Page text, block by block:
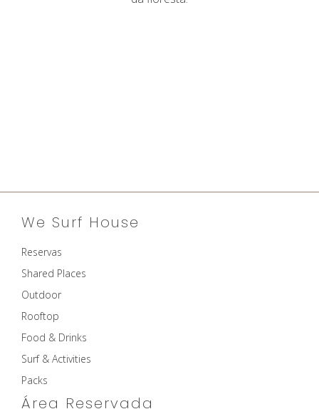
SURF & ACTIVITIES
PT
EN
We Surf House
Reservas
Shared Places
Outdoor
Rooftop
Food & Drinks
Surf & Activities
Packs
Área Reservada